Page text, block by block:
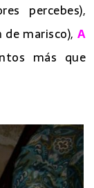
percebes),
marisco), A
más que